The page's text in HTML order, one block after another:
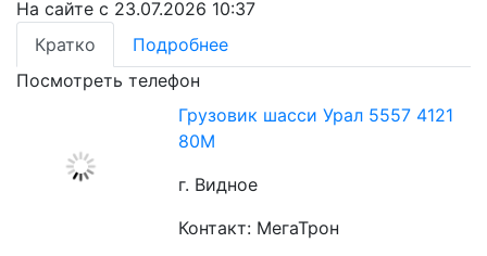
На сайте с 23.07.2026 10:37
Кратко
Подробнее
Посмотреть телефон
Грузовик шасси Урал 5557 4121
80М
г. Видное
Контакт: МегаТрон